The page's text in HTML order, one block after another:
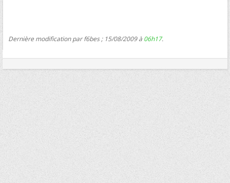
Dernière modification par f6bes ; 15/08/2009 à 06h17.